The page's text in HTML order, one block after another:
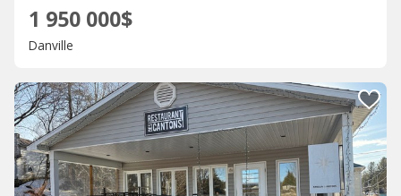
1 950 000$
Danville